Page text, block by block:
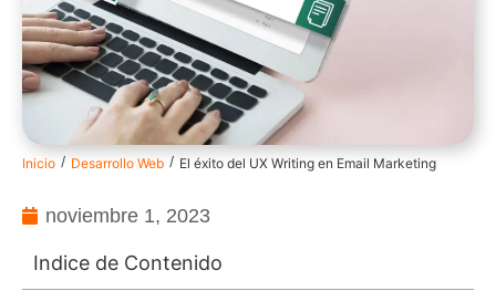
Inicio / Desarrollo Web / El éxito del UX Writing en Email Marketing
noviembre 1, 2023
Indice de Contenido